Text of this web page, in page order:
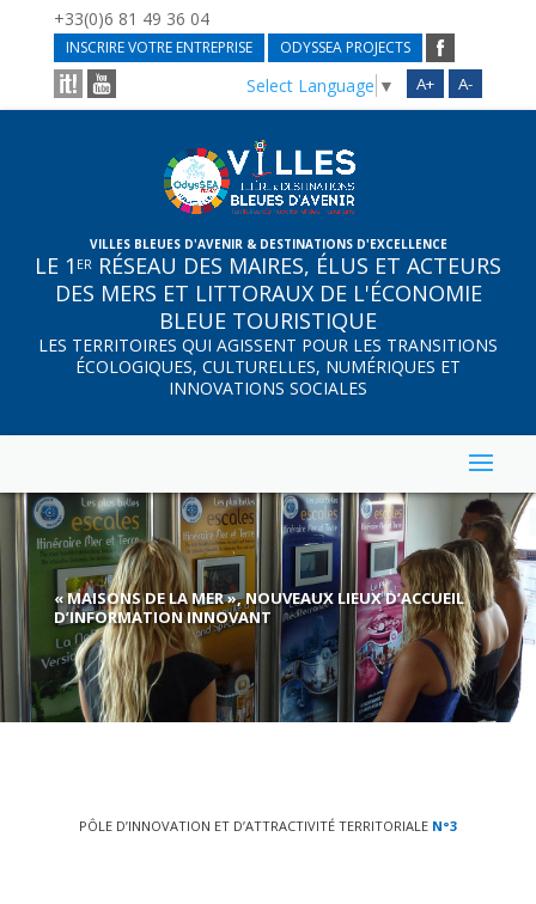
+33(0)6 81 49 36 04
INSCRIRE VOTRE ENTREPRISE ODYSSEA PROJECTS
A+ A-
Select Language ▼
VILLES BLEUES D'AVENIR & DESTINATIONS D'EXCELLENCE
LE 1 ER RÉSEAU DES MAIRES, ÉLUS ET ACTEURS
DES MERS ET LITTORAUX DE L'ÉCONOMIE
BLEUE TOURISTIQUE
LES TERRITOIRES QUI AGISSENT POUR LES TRANSITIONS
ÉCOLOGIQUES, CULTURELLES, NUMÉRIQUES ET
INNOVATIONS SOCIALES
« MAISONS DE LA MER », NOUVEAUX LIEUX D’ACCUEIL
D’INFORMATION INNOVANT
PÔLE D’INNOVATION ET D’ATTRACTIVITÉ TERRITORIALE N°3